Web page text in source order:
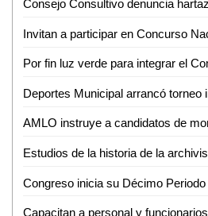
Congreso inicia su Décimo